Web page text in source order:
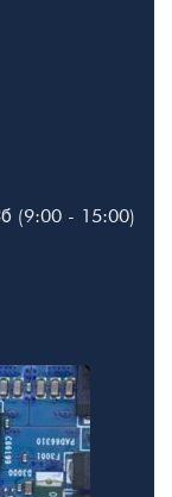
(9:00 - 15:00)